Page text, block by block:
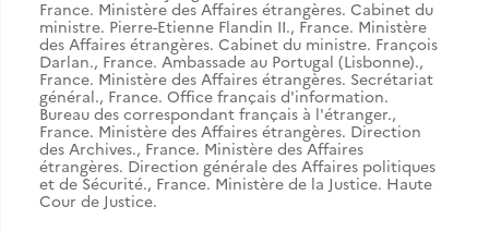
France. Ministère des Affaires étrangères. Cabinet du
ministre. Pierre-Etienne Flandin II., France. Ministère
des Affaires étrangères. Cabinet du ministre. François
Darlan., France. Ambassade au Portugal (Lisbonne).,
France. Ministère des Affaires étrangères. Secrétariat
général., France. Office français d'information.
Bureau des correspondant français à l'étranger.,
France. Ministère des Affaires étrangères. Direction
des Archives., France. Ministère des Affaires
étrangères. Direction générale des Affaires politiques
et de Sécurité., France. Ministère de la Justice. Haute
Cour de Justice.